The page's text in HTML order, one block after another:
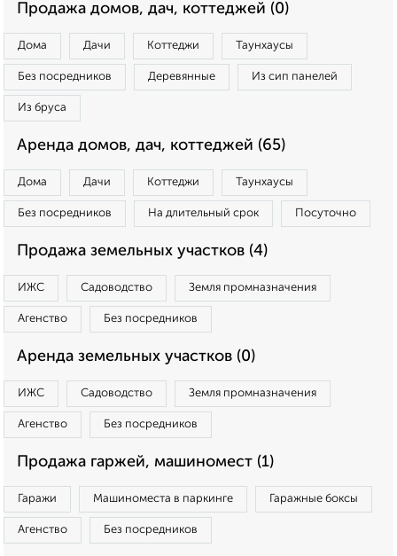
Продажа домов, дач, коттеджей (0)
Дома Дачи Коттеджи Таунхаусы
Без посредников Деревянные Из сип панелей
Из бруса
Аренда домов, дач, коттеджей (65)
Дома Дачи Коттеджи Таунхаусы
Без посредников На длительный срок Посуточно
Продажа земельных участков (4)
ИЖС Садоводство Земля промназначения
Агенство Без посредников
Аренда земельных участков (0)
ИЖС Садоводство Земля промназначения
Агенство Без посредников
Продажа гаржей, машиномест (1)
Гаражи Машиноместа в паркинге Гаражные боксы
Агенство Без посредников